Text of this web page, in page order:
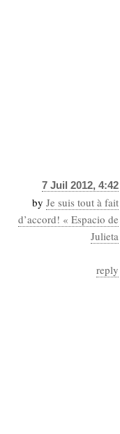
7 Juil 2012, 4:42
by Je suis tout à fait
d’accord! « Espacio de
Julieta
reply